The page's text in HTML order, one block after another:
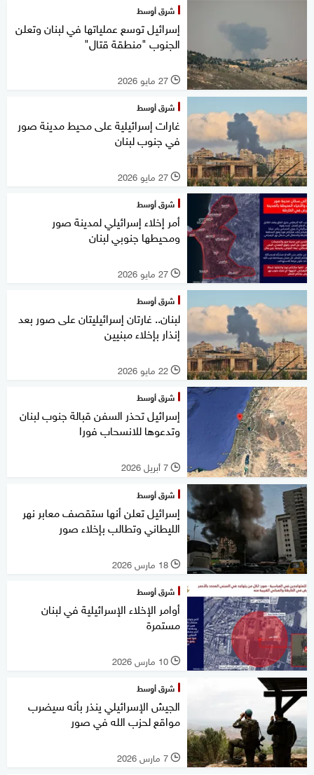
شرق أوسط
إسرائيل توسع عملياتها في لبنان وتعلن
الجنوب "منطقة قتال"
l 27 مايو 2026
شرق أوسط
غارات إسرائيلية على محيط مدينة صور
في جنوب لبنان
l 27 مايو 2026
شرق أوسط
أمر إخلاء إسرائيلي لمدينة صور
ومحيطها جنوبي لبنان
l 27 مايو 2026
شرق أوسط
لبنان.. غارتان إسرائيليتان على صور بعد
إنذار بإخلاء مبنيين
l 22 مايو 2026
شرق أوسط
إسرائيل تحذر السفن قبالة جنوب لبنان
وتدعوها للانسحاب فورا
l 7 أبريل 2026
شرق أوسط
إسرائيل تعلن أنها ستقصف معابر نهر
الليطاني وتطالب بإخلاء صور
l 18 مارس 2026
شرق أوسط
أوامر الإخلاء الإسرائيلية في لبنان
مستمرة
l 10 مارس 2026
شرق أوسط
الجيش الإسرائيلي ينذر بأنه سيضرب
مواقع لحزب الله في صور
l 7 مارس 2026